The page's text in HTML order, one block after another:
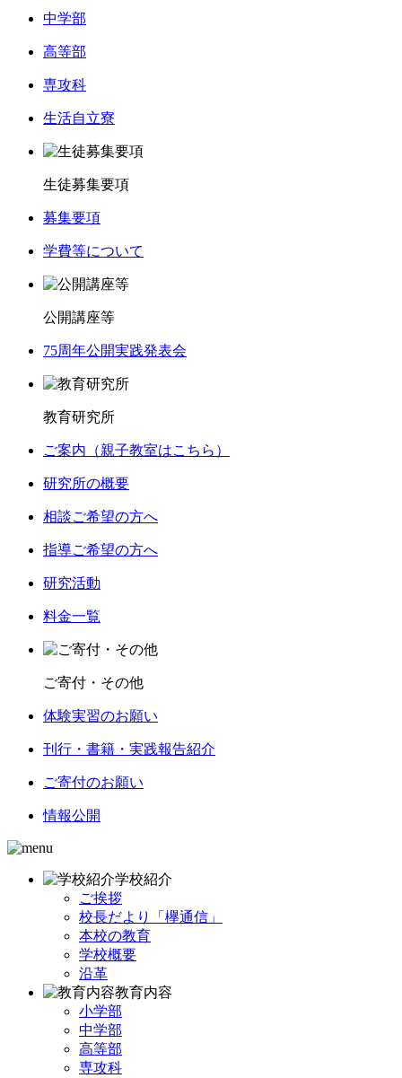
中学部
高等部
専攻科
生活自立寮
生徒募集要項
募集要項
学費等について
公開講座等
75周年公開実践発表会
教育研究所
ご案内（親子教室はこちら）
研究所の概要
相談ご希望の方へ
指導ご希望の方へ
研究活動
料金一覧
ご寄付・その他
体験実習のお願い
刊行・書籍・実践報告紹介
ご寄付のお願い
情報公開
学校紹介
ご挨拶
校長だより「欅通信」
本校の教育
学校概要
沿革
教育内容
小学部
中学部
高等部
専攻科